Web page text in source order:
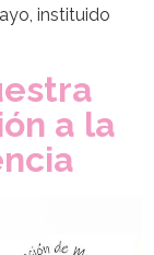
instituido
a la